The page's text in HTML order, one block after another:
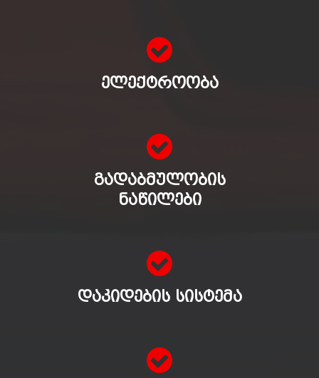
ᲔᲚᲔᲥᲢᲠᲝᲝᲑᲐ
ᲒᲐᲓᲐᲑᲛᲣᲚᲝᲑᲘᲡ
ᲜᲐᲬᲘᲚᲔᲑᲘ
ᲓᲐᲙᲘᲓᲔᲑᲘᲡ ᲡᲘᲡᲢᲔᲛᲐ